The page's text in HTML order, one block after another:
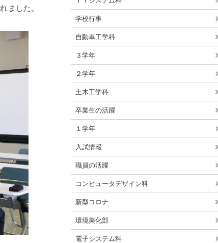
ました。
学校行事
自動車工学科
３学年
２学年
土木工学科
卒業生の活躍
１学年
入試情報
職員の活躍
コンピュータデザイン科
新型コロナ
環境美化部
電子システム科